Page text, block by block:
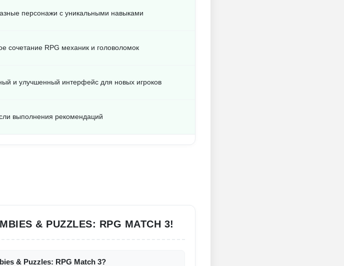
персонажи с уникальными навыками
сочетание RPG механик и головоломок
и улучшенный интерфейс для новых игроков
выполнения рекомендаций
& PUZZLES: RPG MATCH 3!
& Puzzles: RPG Match 3?